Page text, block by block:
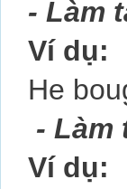
- Làm
Ví dụ:
He
- Làm
Ví dụ: